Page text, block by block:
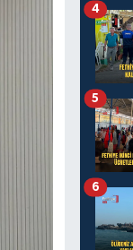
4
5
6